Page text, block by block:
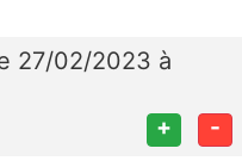
27/02/2023 à
+ -